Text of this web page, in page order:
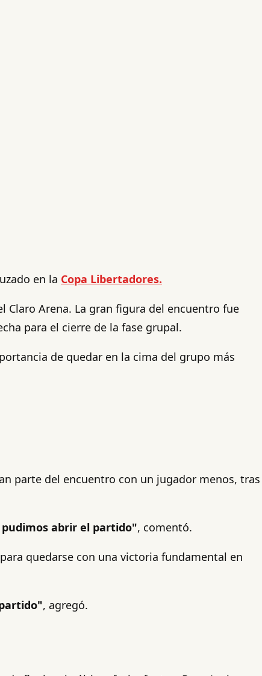
en la Copa Libertadores.
Claro Arena. La gran figura del encuentro fue
para el cierre de la fase grupal.
de quedar en la cima del grupo más
parte del encuentro con un jugador menos, tras
abrir el partido", comentó.
quedarse con una victoria fundamental en
, agregó.